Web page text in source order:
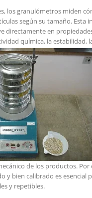
los granulómetros miden
según su tamaño. Esta
directamente en
química, la estabilidad,
de los productos. Por
y bien calibrado es esencial
y repetibles.